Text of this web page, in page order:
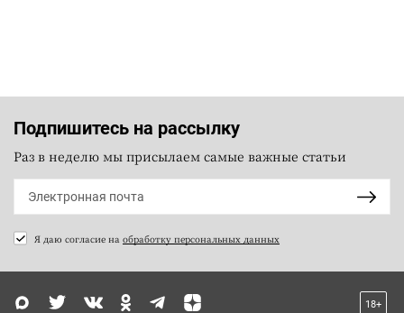
Подпишитесь на рассылку
Раз в неделю мы присылаем самые важные статьи
Я даю согласие на обработку персональных данных
18+